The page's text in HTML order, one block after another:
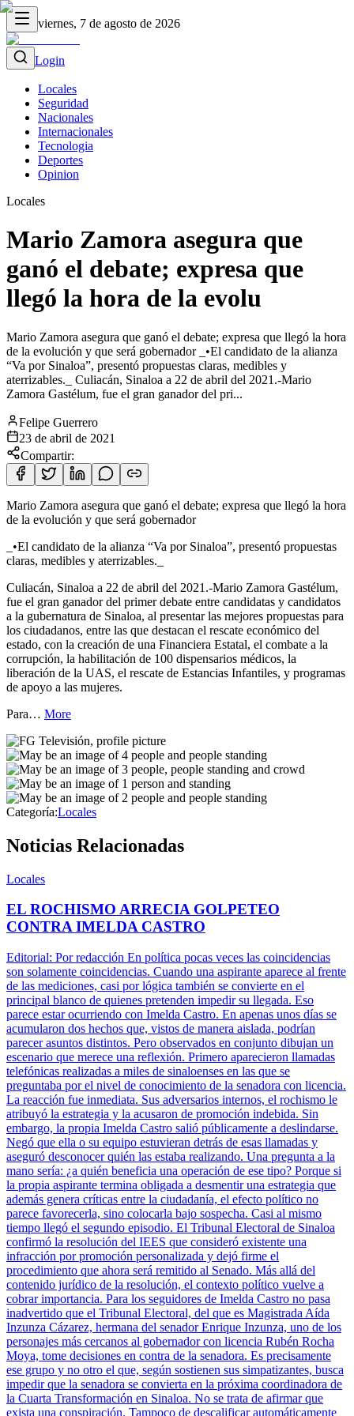
viernes, 7 de agosto de 2026
Login
Locales
Seguridad
Nacionales
Internacionales
Tecnologia
Deportes
Opinion
Locales
Mario Zamora asegura que
ganó el debate; expresa que
llegó la hora de la evolu
Mario Zamora asegura que ganó el debate; expresa que llegó la hora
de la evolución y que será gobernador _•El candidato de la alianza
“Va por Sinaloa”, presentó propuestas claras, medibles y
aterrizables._ Culiacán, Sinaloa a 22 de abril del 2021.-Mario
Zamora Gastélum, fue el gran ganador del pri...
Felipe Guerrero
23 de abril de 2021
Compartir:
Mario Zamora asegura que ganó el debate; expresa que llegó la hora
de la evolución y que será gobernador
_•El candidato de la alianza “Va por Sinaloa”, presentó propuestas
claras, medibles y aterrizables._
Culiacán, Sinaloa a 22 de abril del 2021.-Mario Zamora Gastélum,
fue el gran ganador del primer debate entre candidatas y candidatos
a la gubernatura de Sinaloa, al presentar las mejores propuestas para
los ciudadanos, entre las que destacan el rescate económico del
estado, con la creación de una Financiera Estatal, el combate a la
corrupción, la habilitación de 100 dispensarios médicos, la
liberación de la UAS, el rescate de Estancias Infantiles, y programas
de apoyo a las mujeres.
Para… More
Categoría:Locales
Noticias Relacionadas
Locales
EL ROCHISMO ARRECIA GOLPETEO
CONTRA IMELDA CASTRO
Editorial: Por redacción En política pocas veces las coincidencias
son solamente coincidencias. Cuando una aspirante aparece al frente
de las mediciones, casi por lógica también se convierte en el
principal blanco de quienes pretenden impedir su llegada. Eso
parece estar ocurriendo con Imelda Castro. En apenas unos días se
acumularon dos hechos que, vistos de manera aislada, podrían
parecer asuntos distintos. Pero observados en conjunto dibujan un
escenario que merece una reflexión. Primero aparecieron llamadas
telefónicas realizadas a miles de sinaloenses en las que se
preguntaba por el nivel de conocimiento de la senadora con licencia.
La reacción fue inmediata. Sus adversarios internos, el rochismo le
atribuyó la estrategia y la acusaron de promoción indebida. Sin
embargo, la propia Imelda Castro salió públicamente a deslindarse.
Negó que ella o su equipo estuvieran detrás de esas llamadas y
aseguró desconocer quién las estaba realizando. Una pregunta a la
mano sería: ¿a quién beneficia una operación de ese tipo? Porque si
la propia aspirante termina obligada a desmentir una estrategia que
además genera críticas entre la ciudadanía, el efecto político no
parece favorecerla, sino colocarla bajo sospecha. Casi al mismo
tiempo llegó el segundo episodio. El Tribunal Electoral de Sinaloa
confirmó la resolución del IEES que consideró existente una
infracción por promoción personalizada y dejó firme el
procedimiento que ahora será remitido al Senado. Más allá del
contenido jurídico de la resolución, el contexto político vuelve a
cobrar importancia. Para los seguidores de Imelda Castro no pasa
inadvertido que el Tribunal Electoral, del que es Magistrada Aída
Inzunza Cázarez, hermana del senador Enrique Inzunza, uno de los
personajes más cercanos al gobernador con licencia Rubén Rocha
Moya, tome decisiones en contra de la senadora. Es precisamente
ese grupo y no otro el que, según sostienen sus simpatizantes, busca
impedir que la senadora se convierta en la próxima coordinadora de
la Cuarta Transformación en Sinaloa. No se trata de afirmar que
exista una conspiración. Tampoco de descalificar automáticamente